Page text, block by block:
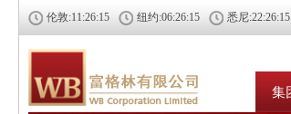
伦敦:11:26:16 纽约:06:26:16 悉尼:22:26:16
集